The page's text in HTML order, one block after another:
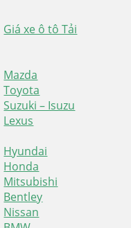
Giá xe ô tô Tải
Mazda
Toyota
Suzuki – Isuzu
Lexus
Hyundai
Honda
Mitsubishi
Bentley
Nissan